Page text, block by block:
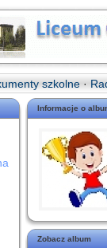
szkolne ·
Informacje o
Zobacz album